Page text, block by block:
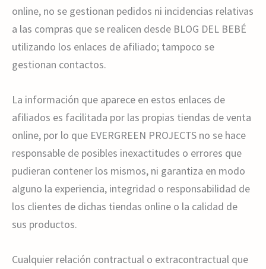
online, no se gestionan pedidos ni incidencias relativas
a las compras que se realicen desde BLOG DEL BEBÉ
utilizando los enlaces de afiliado; tampoco se
gestionan contactos.
La información que aparece en estos enlaces de
afiliados es facilitada por las propias tiendas de venta
online, por lo que EVERGREEN PROJECTS no se hace
responsable de posibles inexactitudes o errores que
pudieran contener los mismos, ni garantiza en modo
alguno la experiencia, integridad o responsabilidad de
los clientes de dichas tiendas online o la calidad de
sus productos.
Cualquier relación contractual o extracontractual que